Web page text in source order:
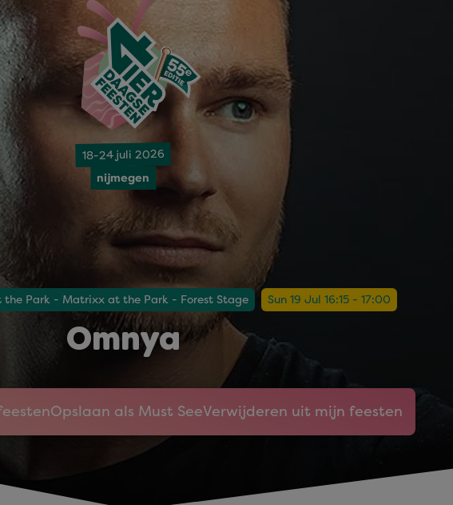
18-24 juli 2026
nijmegen
Park - Matrixx at the Park - Forest Stage Sun 19 Jul 16:15 - 17:00
Omnya
Opslaan als Must SeeVerwijderen uit mijn feesten